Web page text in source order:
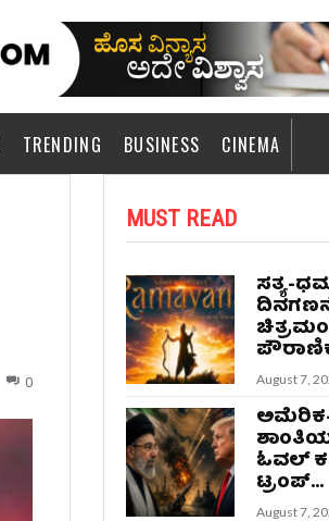
TRENDING BUSINESS CINEMA
0
MUST READ
ಸತ್ಯ-
August 7,
ಓವಲ್
ಟ್ರಂಪ್...
August 7,